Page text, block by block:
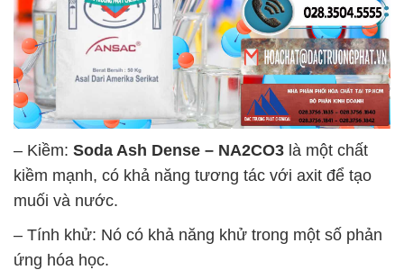
– Kiềm: Soda Ash Dense – NA2CO3 là một chất
kiềm mạnh, có khả năng tương tác với axit để tạo
muối và nước.
– Tính khử: Nó có khả năng khử trong một số phản
ứng hóa học.